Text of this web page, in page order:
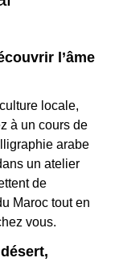
l’âme
locale,
à un cours de
arabe
un atelier
de
Maroc tout en
vous.